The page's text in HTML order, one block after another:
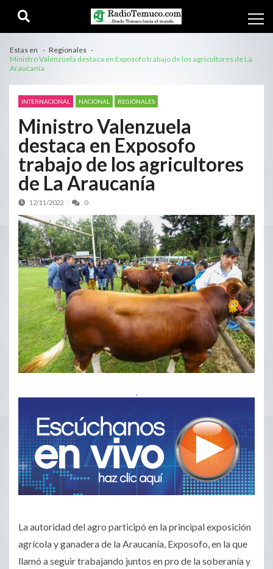
Estas en
Regionales
Ministro Valenzuela destaca en Exposofo trabajo de los agricultores de La
Araucanía
INTERNACIONAL NACIONAL REGIONALES
Ministro Valenzuela
destaca en Exposofo
trabajo de los agricultores
de La Araucanía
12/11/2022 0
.
La autoridad del agro participó en la principal exposición
agrícola y ganadera de la Araucanía, Exposofo, en la que
llamó a seguir trabajando juntos en pro de la soberanía y